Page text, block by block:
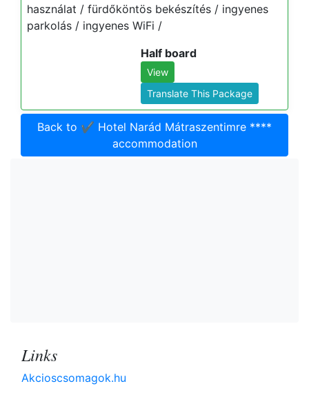
használat / fürdőköntös bekészítés / ingyenes
parkolás / ingyenes WiFi /
Half board
View
Translate This Package
Back to ✔️ Hotel Narád Mátraszentimre ****
accommodation
Links
Akcioscsomagok.hu